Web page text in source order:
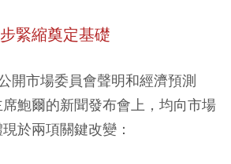
緊縮奠定基礎
開市場委員會聲明和經濟預測
鮑爾的新聞發布會上，均向市場
於兩項關鍵改變：